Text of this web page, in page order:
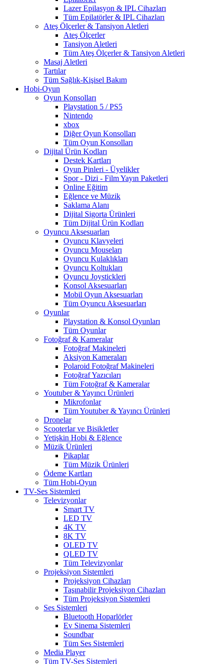
Lazer Epilasyon & IPL Cihazları
Tüm Epilatörler & IPL Cihazları
Ateş Ölçerler & Tansiyon Aletleri
Ateş Ölçerler
Tansiyon Aletleri
Tüm Ateş Ölçerler & Tansiyon Aletleri
Masaj Aletleri
Tartılar
Tüm Sağlık-Kişisel Bakım
Hobi-Oyun
Oyun Konsolları
Playstation 5 / PS5
Nintendo
xbox
Diğer Oyun Konsolları
Tüm Oyun Konsolları
Dijital Ürün Kodları
Destek Kartları
Oyun Pinleri - Üyelikler
Spor - Dizi - Film Yayın Paketleri
Online Eğitim
Eğlence ve Müzik
Saklama Alanı
Dijital Sigorta Ürünleri
Tüm Dijital Ürün Kodları
Oyuncu Aksesuarları
Oyuncu Klavyeleri
Oyuncu Mouseları
Oyuncu Kulaklıkları
Oyuncu Koltukları
Oyuncu Joystickleri
Konsol Aksesuarları
Mobil Oyun Aksesuarları
Tüm Oyuncu Aksesuarları
Oyunlar
Playstation & Konsol Oyunları
Tüm Oyunlar
Fotoğraf & Kameralar
Fotoğraf Makineleri
Aksiyon Kameraları
Polaroid Fotoğraf Makineleri
Fotoğraf Yazıcıları
Tüm Fotoğraf & Kameralar
Youtuber & Yayıncı Ürünleri
Mikrofonlar
Tüm Youtuber & Yayıncı Ürünleri
Dronelar
Scooterlar ve Bisikletler
Yetişkin Hobi & Eğlence
Müzik Ürünleri
Pikaplar
Tüm Müzik Ürünleri
Ödeme Kartları
Tüm Hobi-Oyun
TV-Ses Sistemleri
Televizyonlar
Smart TV
LED TV
4K TV
8K TV
OLED TV
QLED TV
Tüm Televizyonlar
Projeksiyon Sistemleri
Projeksiyon Cihazları
Taşınabilir Projeksiyon Cihazları
Tüm Projeksiyon Sistemleri
Ses Sistemleri
Bluetooth Hoparlörler
Ev Sinema Sistemleri
Soundbar
Tüm Ses Sistemleri
Media Player
Tüm TV-Ses Sistemleri